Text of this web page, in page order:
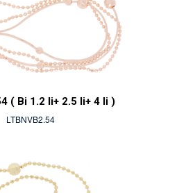
( Bi 1.2 li+ 2.5 li+ 4 li )
LTBNVB2.54